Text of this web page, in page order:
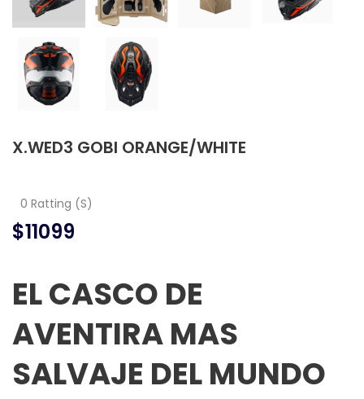
X.WED3 GOBI ORANGE/WHITE
0 Ratting (S)
$11099
EL CASCO DE
AVENTIRA MAS
SALVAJE DEL MUNDO